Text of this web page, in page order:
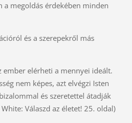
a megoldás érdekében minden
és a szerepekről más
ember elérheti a mennyei ideált.
nem képes, azt elvégzi Isten
és szeretettel átadják
Válaszd az életet! 25. oldal)